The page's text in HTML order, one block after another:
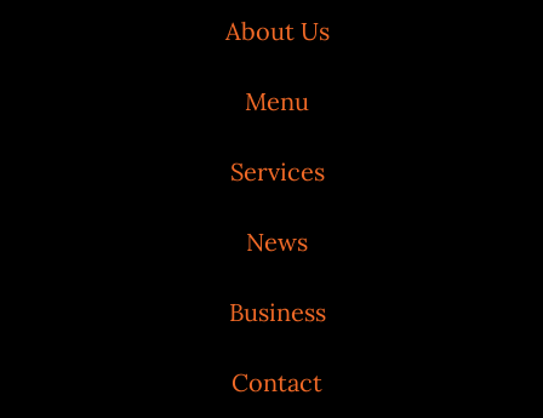
About Us
Menu
Services
News
Business
Contact